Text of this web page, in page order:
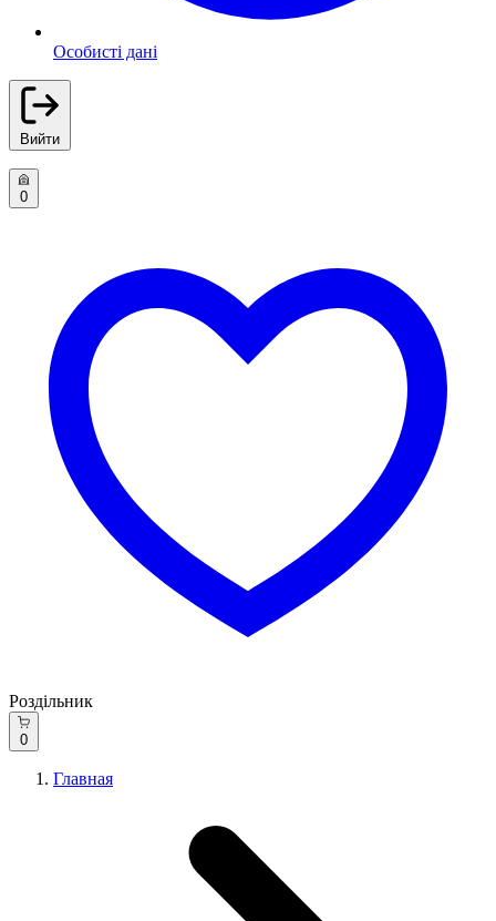
Особисті дані
Вийти
0
Роздільник
0
Главная